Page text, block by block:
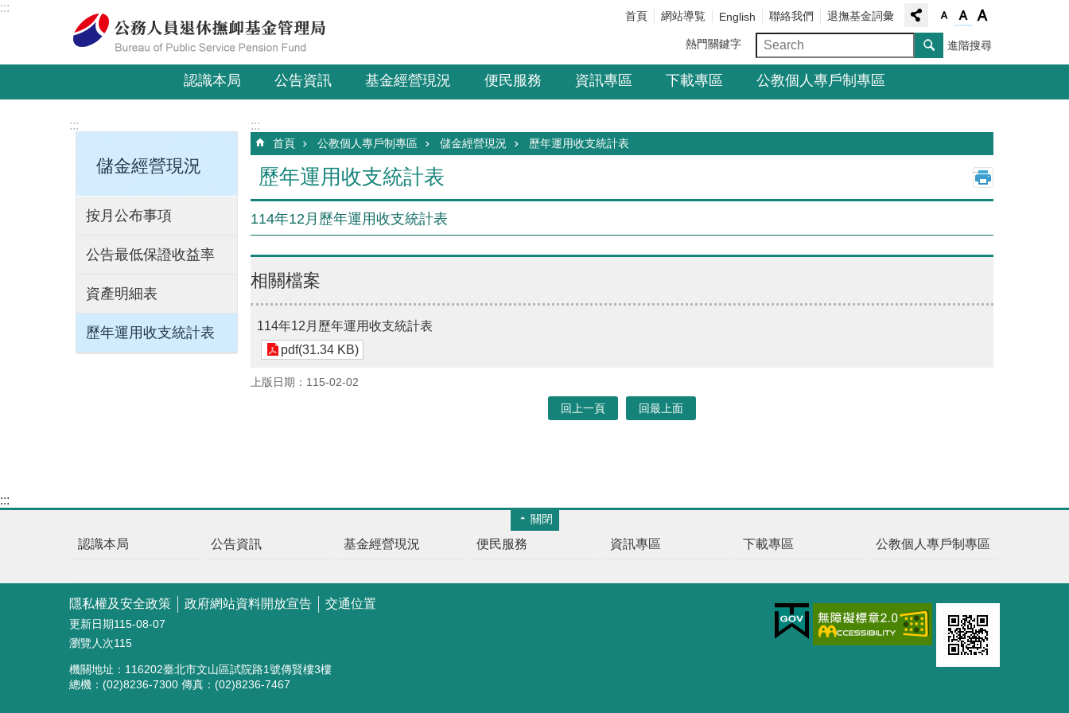
跳到主要內容區塊
:::
首頁 網站導覧 English 聯絡我們 退撫基金詞彙
熱門關鍵字 進階搜尋
認識本局 公告資訊 基金經營現況 便民服務 資訊專區 下載專區 公教個人專戶制專區
:::
儲金經營現況
按月公布事項
公告最低保證收益率
資產明細表
歷年運用收支統計表
:::
首頁 公教個人專戶制專區 儲金經營現況 歷年運用收支統計表
歷年運用收支統計表 _
114年12月歷年運用收支統計表
相關檔案
114年12月歷年運用收支統計表
pdf(31.34 KB)
上版日期：115-02-02
回上一頁 回最上面
:::
關閉
認識本局 公告資訊 基金經營現況 便民服務 資訊專區 下載專區 公教個人專戶制專區
隱私權及安全政策 政府網站資料開放宣告 交通位置
更新日期115-08-07
瀏覽人次115
機關地址：116202臺北市文山區試院路1號傳賢樓3樓
總機：(02)8236-7300 傳真：(02)8236-7467